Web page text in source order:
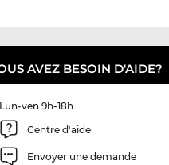
AVEZ BESOIN D'AIDE?
Lun-ven 9h-18h
Centre d'aide
Envoyer une demande